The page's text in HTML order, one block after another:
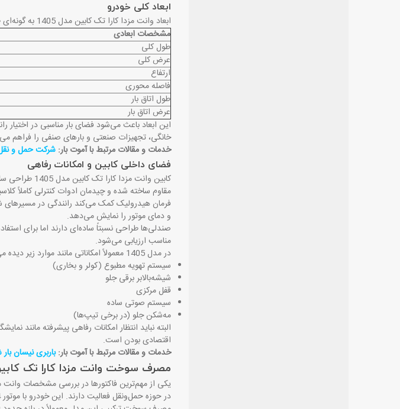
ابعاد کلی خودرو
ابعاد وانت مزدا کارا تک کابین مدل 1405 به گونه‌ای طراحی شده که هم در خیابان‌های شهری قابلیت مانور داشته باشد و هم بتواند بار قابل توجهی حمل کند
مشخصات ابعادی
طول کلی
عرض کلی
ارتفاع
فاصله محوری
طول اتاق بار
عرض اتاق بار
این ابعاد باعث می‌شود فضای بار مناسبی در اختیار
خانگی، تجهیزات صنعتی و بارهای صنفی را فراهم
خدمات و مقالات مرتبط با آموت بار: شرکت حمل و نقل
فضای داخلی کابین و امکانات رفاهی
کابین وانت
مقاوم ساخته شده و چیدمان ادوات کنترلی کاملاً
فرمان هیدرولیک کمک می‌کند رانندگی در
و دمای موتور را نمایش می‌دهد.
صندلی‌ها طراحی نسبتاً ساده‌ای دارند اما برای
مناسب ارزیابی می‌شود.
در مدل 1405 معمولاً امکاناتی مانند موارد زیر دیده می‌شود
سیستم تهویه مطبوع (کولر و بخاری)
شیشه‌بالابر برقی جلو
قفل مرکزی
سیستم صوتی ساده
مه‌شکن جلو (در برخی تیپ‌ها)
البته نباید انتظار امکانات رفاهی پیشرفته
اقتصادی بودن است.
خدمات و مقالات مرتبط با آموت بار:باربری نیسان بار
مصرف سوخت وانت مزدا کارا تک کابین
در حوزه حمل‌ونقل فعالیت دارند. این خودرو با موتور 4 سیلندر بنزینی و ساختار ساده، مصرف سوختی نسبتاً اقتصادی در کلاس وانت‌های یک‌تنی دارد